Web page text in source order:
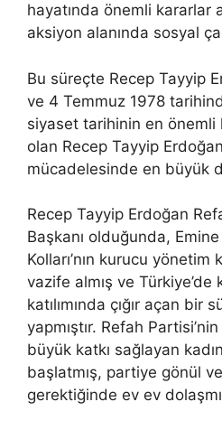
hayatında önemli kararlar
aksiyon alanında sosyal
Bu süreçte Recep Tayyip
ve 4 Temmuz 1978
siyaset tarihinin en
olan Recep Tayyip
mücadelesinde en büyük
Recep Tayyip Erdoğan
Başkanı olduğunda,
Kolları’nın kurucu
vazife almış ve Türkiye’de
katılımında çığır açan bir
yapmıştır. Refah
büyük katkı sağlayan
başlatmış, partiye gönül
gerektiğinde ev ev